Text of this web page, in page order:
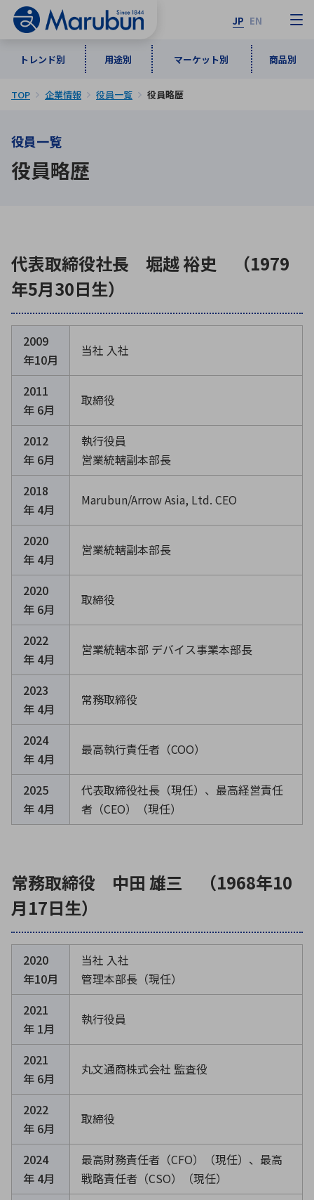
JP EN
トレンド別 用途別 マーケット別 商品別
トレンド別
ワイヤレス給電
ミリ波レーダー
ブログ｜ここから始まる最新技術
用途別
計測・検出
製品製造・加工
レーダ・衛星通信
環境構築・開発システム
マーケット別
自動車
民生 医療
商品別
半導体・電子部品
ICTソリューション 組立・ロボティクス
レーザー・光学部品
特定用途向け・その他
メーカ一覧
アルファベット順
A B C
D
E
F
I
J K
L
M
U
V
TOP 企業情報 役員一覧 役員略歴
役員一覧
役員略歴
代表取締役社長 堀越 裕史 （1979
年5月30日生）
2009
年10月
当社 入社
2011
年 6月
取締役
2012
年 6月
執行役員
営業統轄副本部長
2018
年 4月
Marubun/Arrow Asia, Ltd. CEO
2020
年 4月
営業統轄副本部長
2020
年 6月
取締役
2022
年 4月
営業統轄本部 デバイス事業本部長
2023
年 4月
常務取締役
2024
年 4月
最高執行責任者（COO）
2025
年 4月
代表取締役社長（現任）、 最高経営責任
者（CEO）（現任）
常務取締役 中田 雄三 （1968年10
月17日生）
2020
年10月
当社 入社
管理本部長（現任）
2021
年 1月
執行役員
2021
年 6月
丸文通商株式会社 監査役
2022
年 6月
取締役
2024
年 4月
最高財務責任者（CFO）（現任）、最高
戦略責任者（CSO）（現任）